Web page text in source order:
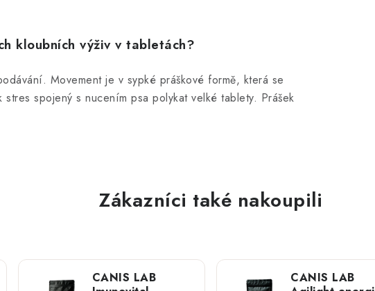
kloubních výživ v tabletách?
Movement je v sypké práškové formě, která se
spojený s nucením psa polykat velké tablety. Prášek
Zákazníci také nakoupili
CANIS LAB
CANIS LAB